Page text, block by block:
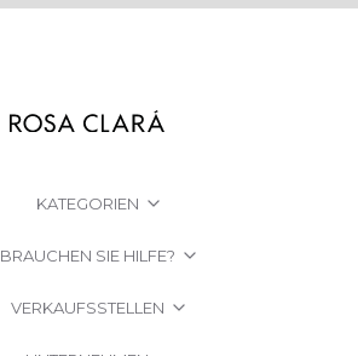
KATEGORIEN
BRAUCHEN SIE HILFE?
VERKAUFSSTELLEN